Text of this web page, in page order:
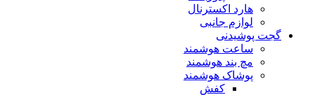
هارد اکسترنال
لوازم جانبی
گجت پوشیدنی
ساعت هوشمند
مچ بند هوشمند
پوشاک هوشمند
کفش